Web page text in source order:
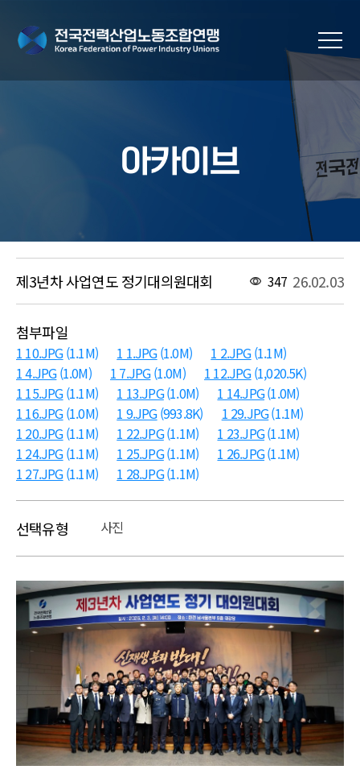
아카이브
제3년차 사업연도 정기대의원대회 347 26.02.03
첨부파일
1 10.JPG(1.1M) 1 1.JPG(1.0M) 1 2.JPG(1.1M)
1 4.JPG(1.0M) 1 7.JPG(1.0M) 1 12.JPG(1,020.5K)
1 15.JPG(1.1M) 1 13.JPG(1.0M) 1 14.JPG(1.0M)
1 16.JPG(1.0M) 1 9.JPG(993.8K) 1 29.JPG(1.1M)
1 20.JPG(1.1M) 1 22.JPG(1.1M) 1 23.JPG(1.1M)
1 24.JPG(1.1M) 1 25.JPG(1.1M) 1 26.JPG(1.1M)
1 27.JPG(1.1M) 1 28.JPG(1.1M)
선택유형 사진
본문